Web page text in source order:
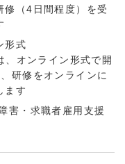
修（4日間程度）を受
形式
オンライン形式で開
研修をオンラインに
ます
害・求職者雇用支援